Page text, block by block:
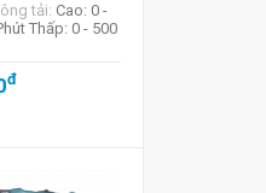
tải: Cao: 0 -
Thấp: 0 - 500
đ